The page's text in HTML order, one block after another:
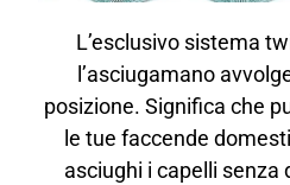
L’esclusivo sistema
l’asciugamano
posizione. Significa che
le tue faccende
asciughi i capelli senza